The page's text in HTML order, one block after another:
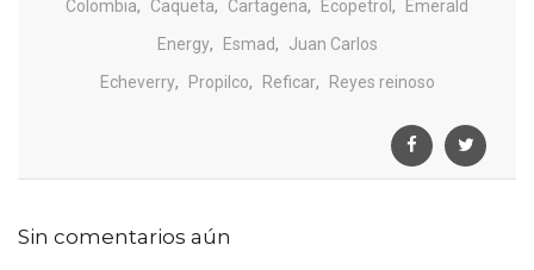
Colombia, Caqueta, Cartagena, Ecopetrol ,
Emerald
Energy, Esmad,
Juan Carlos
Echeverry, Propilco, Reficar, Reyes reinoso
Sin comentarios aún